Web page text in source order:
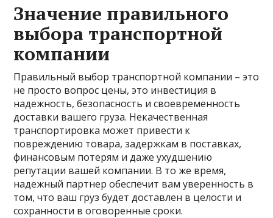
Значение правильного
выбора транспортной
компании
Правильный выбор транспортной компании – это
не просто вопрос цены, это инвестиция в
надежность, безопасность и своевременность
доставки вашего груза. Некачественная
транспортировка может привести к
повреждению товара, задержкам в поставках,
финансовым потерям и даже ухудшению
репутации вашей компании. В то же время,
надежный партнер обеспечит вам уверенность в
том, что ваш груз будет доставлен в целости и
сохранности в оговоренные сроки.